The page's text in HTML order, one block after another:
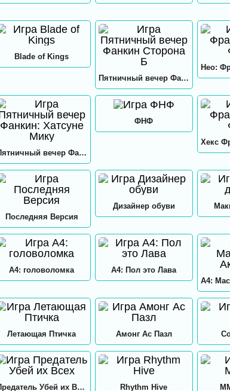
Blade of Kings
Пятничный вечер Фанкин Сторона Б
Пятничный вечер Фанкин: Хатсуне Мику
ФНФ
Последняя Версия
Дизайнер обуви
А4: головоломка
А4: Пол это Лава
Летающая Птичка Амонг Ас Пазл
Предатель Убей их Всех Rhythm Hive